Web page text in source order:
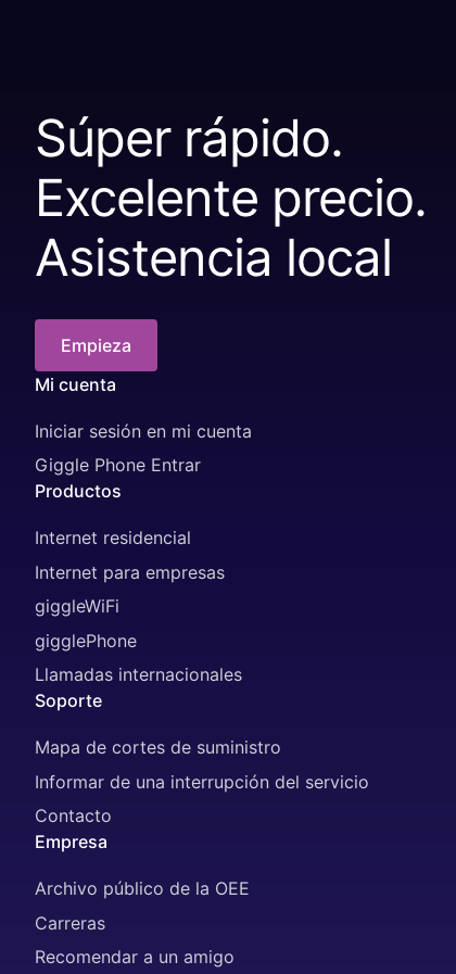
Súper rápido.
Excelente precio.
Asistencia local
Empieza
Mi cuenta
Iniciar sesión en mi cuenta
Giggle Phone Entrar
Productos
Internet residencial
Internet para empresas
giggleWiFi
gigglePhone
Llamadas internacionales
Soporte
Mapa de cortes de suministro
Informar de una interrupción del servicio
Contacto
Empresa
Archivo público de la OEE
Carreras
Recomendar a un amigo